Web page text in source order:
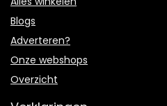
Blogs
Adverteren?
Onze webshops
Overzicht